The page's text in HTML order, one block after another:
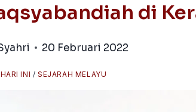
di
20 Februari 2022
INI /SEJARAH MELAYU